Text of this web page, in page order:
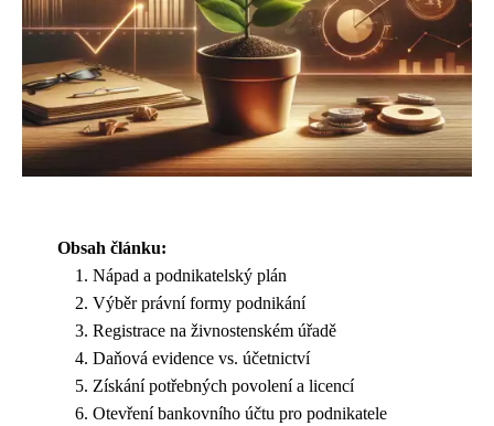
Obsah článku:
Nápad a podnikatelský plán
Výběr právní formy podnikání
Registrace na živnostenském úřadě
Daňová evidence vs. účetnictví
Získání potřebných povolení a licencí
Otevření bankovního účtu pro podnikatele